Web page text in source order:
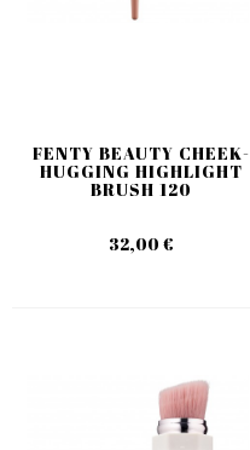
FENTY BEAUTY CHEEK-
HUGGING HIGHLIGHT
BRUSH 120
32,00 €